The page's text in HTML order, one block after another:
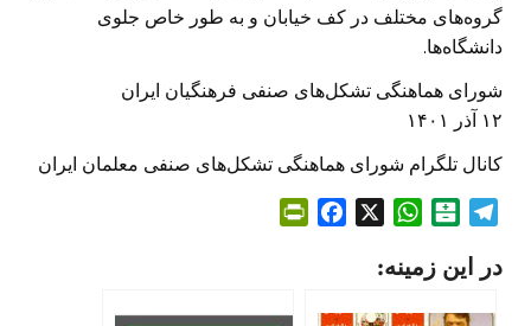
گروه‌های مختلف در کف خیابان و به طور خاص جلوی
دانشگاه‌ها.
شورای هماهنگی تشکل‌های صنفی فرهنگیان ایران
۱۲ آذر ۱۴۰۱
کانال تلگرام شورای هماهنگی تشکل‌های صنفی معلمان ایران
l
W
a
در این زمینه: